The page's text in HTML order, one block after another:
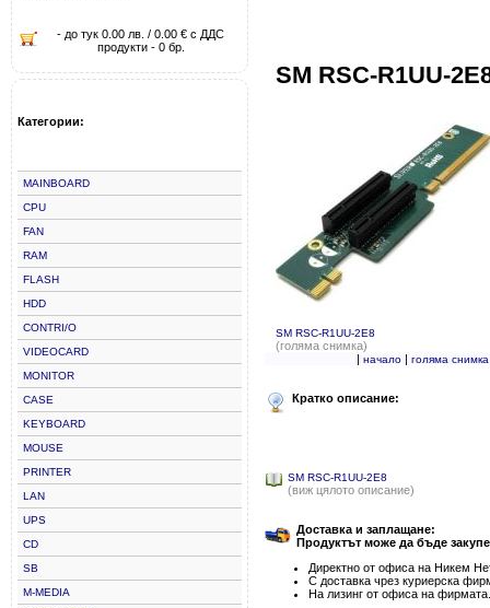
- до тук 0.00 лв. / 0.00 € с ДДС
продукти - 0 бр.
Категории:
MAINBOARD
CPU
FAN
RAM
FLASH
HDD
CONTRI/O
VIDEOCARD
MONITOR
CASE
KEYBOARD
MOUSE
PRINTER
LAN
UPS
CD
SB
M-MEDIA
SM RSC-R1UU-
SM RSC-R1UU-2E8
(голяма снимка)
| начало| голяма снимка
Кратко описание:
SM RSC-R1UU-2E8
(виж цялото описание)
Доставка и заплащане:
Продуктът може да бъде
Директно от офиса на Никем
С доставка чрез куриерска
На лизинг от офиса на фирмата.